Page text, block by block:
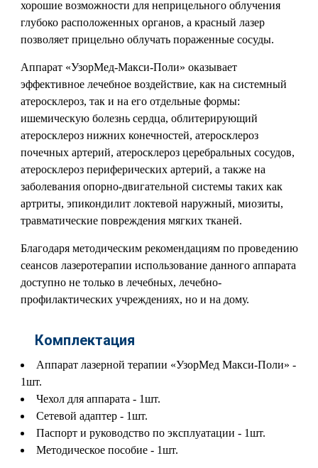
хорошие возможности для неприцельного облучения
глубоко расположенных органов, а красный лазер
позволяет прицельно облучать пораженные сосуды.
Аппарат «УзорМед-Макси-Поли» оказывает
эффективное лечебное воздействие, как на системный
атеросклероз, так и на его отдельные формы:
ишемическую болезнь сердца, облитерирующий
атеросклероз нижних конечностей, атеросклероз
почечных артерий, атеросклероз церебральных сосудов,
атеросклероз периферических артерий, а также на
заболевания опорно-двигательной системы таких как
артриты, эпикондилит локтевой наружный, миозиты,
травматические повреждения мягких тканей.
Благодаря методическим рекомендациям по проведению
сеансов лазеротерапии использование данного аппарата
доступно не только в лечебных, лечебно-
профилактических учреждениях, но и на дому.
Комплектация
Аппарат лазерной терапии «УзорМед Макси-Поли» -
1шт.
Чехол для аппарата - 1шт.
Сетевой адаптер - 1шт.
Паспорт и руководство по эксплуатации - 1шт.
Методическое пособие - 1шт.